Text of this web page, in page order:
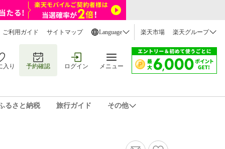
ご利用ガイド サイトマップ Language 楽天市場 楽天グループ
入り 予約確認 ログイン メニュー
るさと納税 旅行ガイド その他